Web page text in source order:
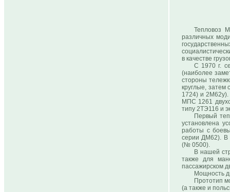
Тепловоз
различных
в качестве
С 1970 г.
(наиболее
стороны
круглые, затем
1724) и 2М62у).
МПС 1261
типу 2ТЭ116 и
Первый
установлена
работы с
серии ДМ62). В
(№ 0500).
В нашей
также для
пассажирском
Мощность
Прототип
(а также и